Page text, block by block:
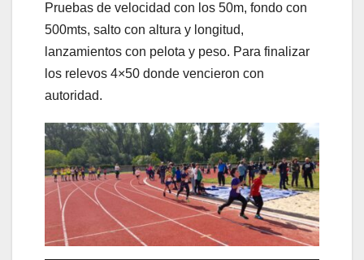
Pruebas de velocidad con los 50m, fondo con
500mts, salto con altura y longitud,
lanzamientos con pelota y peso. Para finalizar
los relevos 4×50 donde vencieron con
autoridad.